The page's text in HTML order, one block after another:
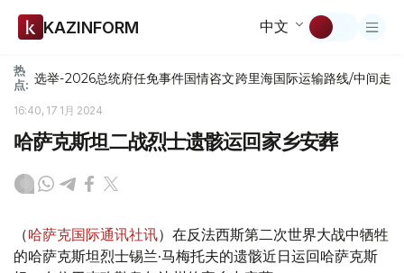
KAZINFORM 中文
热
点: 选举-2026总统府任免事件国情咨文跨里海国际运输路线/中间走廊
16:40, 17 1月 2024
哈萨克斯坦二战烈士遗骸运回家乡安葬
（哈萨克国际通讯社讯）在反法西斯第二次世界大战中牺牲
的哈萨克斯坦烈士锡兰·马梅托夫的遗骸近日运回哈萨克斯